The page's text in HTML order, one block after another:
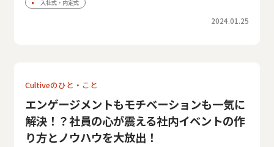
入社式・内定式
2024.01.25
Cultiveのひと・こと
エンゲージメントもモチベーションも一気に
解決！？社員の心が震える社内イベントの作
り方とノウハウを大放出！